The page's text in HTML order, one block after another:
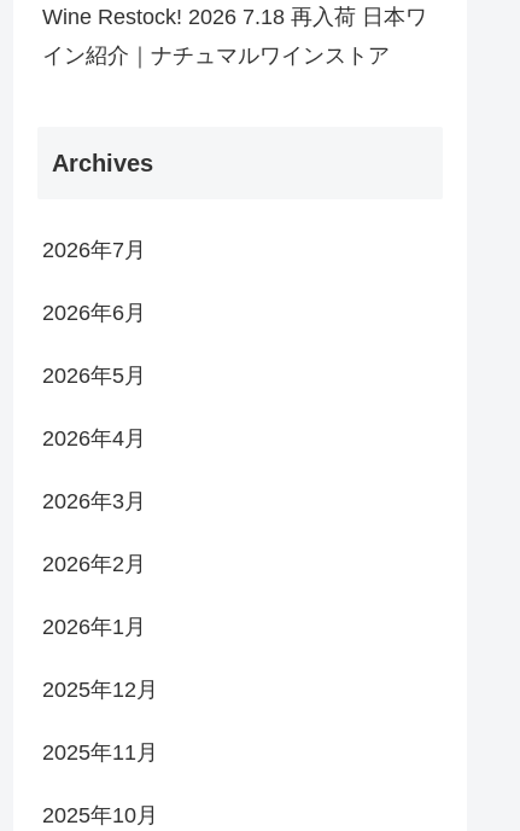
Wine Restock! 2026 7.18 再入荷 日本ワ
イン紹介｜ナチュマルワインストア
Archives
2026年7月
2026年6月
2026年5月
2026年4月
2026年3月
2026年2月
2026年1月
2025年12月
2025年11月
2025年10月